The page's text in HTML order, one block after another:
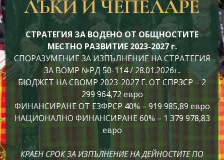
ЛЪКИ И ЧЕПЕЛАРЕ
СТРАТЕГИЯ ЗА ВОДЕНО ОТ ОБЩНОСТИТЕ
МЕСТНО РАЗВИТИЕ 2023-2027 г.
СПОРАЗУМЕНИЕ ЗА ИЗПЪЛНЕНИЕ НА СТРАТЕГИЯ
ЗА ВОМР №РД 50-114 / 28.01.2026г..
БЮДЖЕТ НА СВОМР 2023-2027 Г. ОТ СПРЗСР – 2
299 964,72 евро
ФИНАНСИРАНЕ ОТ ЕЗФРСР 40% – 919 985,89 евро
НАЦИОНАЛНО ФИНАНСИРАНЕ 60% – 1 379 978,83
евро
КРАЕН СРОК ЗА ИЗПЪЛНЕНИЕ НА ДЕЙНОСТИТЕ ПО